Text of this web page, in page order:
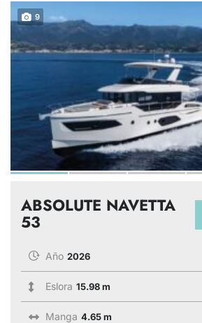
9
ABSOLUTE NAVETTA
53
Año 2026
Eslora 15.98 m
Manga 4.65 m